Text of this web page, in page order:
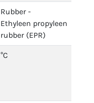
Rubber -
Ethyleen propyleen
rubber (EPR)
°C